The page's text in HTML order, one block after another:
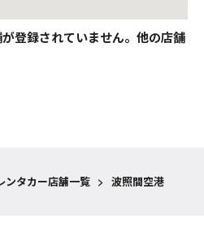
登録されていません。他の店舗
ンタカー店舗一覧 > 波照間空港